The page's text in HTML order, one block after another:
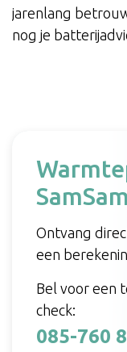
jarenlang
nog je
Ontvang
een
Bel voor een
check:
085-760